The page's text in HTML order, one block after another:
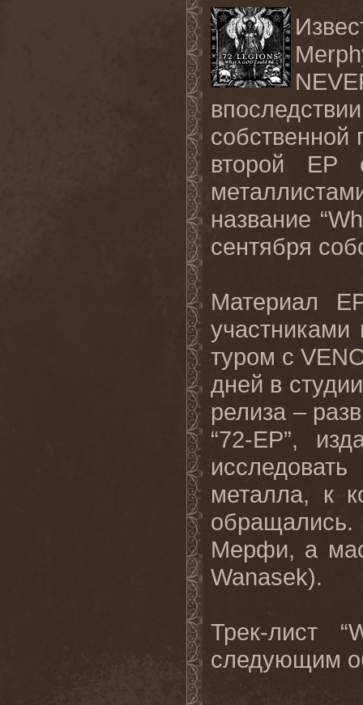
собственной
второй EP
название “
сентября
Материал
туром с
дней в
релиза –
“72-EP”,
металла, к
Мерфи, а
Wanasek).
Трек-лист “
следующим